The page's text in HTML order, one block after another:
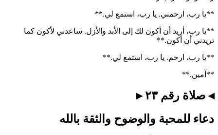
**يا رب، ارحمني. يا رب، استمع لي.**
**يا رب، أريد أن أكون لك إلى الأبد والأزل. ساعدني لأكون كما
تريدني أن أكون.**
**يا رب، ارحم. يا رب، استمع لي.**
**آمين.**
◂ صلاة رقم ٢٣ ▸
دعاء للمحبة والوضوح والثقة بالله